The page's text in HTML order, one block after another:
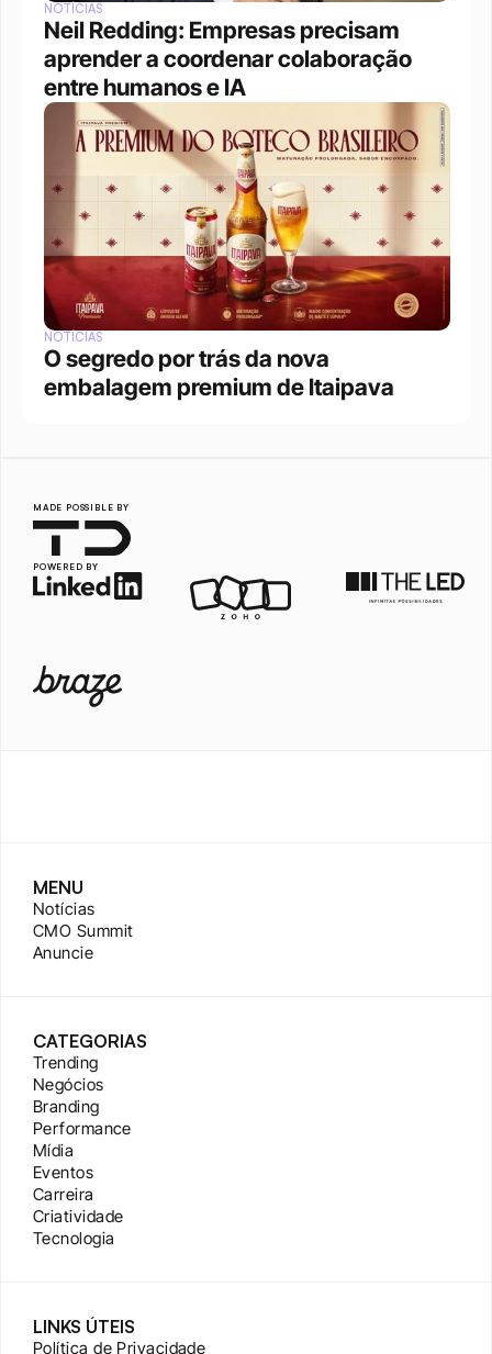
NOTÍCIAS
Neil Redding: Empresas precisam
aprender a coordenar colaboração
entre humanos e IA
NOTÍCIAS
O segredo por trás da nova
embalagem premium de Itaipava
MADE POSSIBLE BY
POWERED BY
MENU
Notícias
CMO Summit
Anuncie
CATEGORIAS
Trending
Negócios
Branding
Performance
Mídia
Eventos
Carreira
Criatividade
Tecnologia
LINKS ÚTEIS
Política de Privacidade